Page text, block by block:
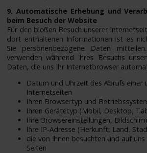
9. Automatische Erhebung und
beim Besuch der Website
Für den bloßen Besuch unserer
dort enthaltenen Informationen ist es
Sie personenbezogene Daten
verwenden während Ihres Besuchs
Daten, die uns Ihr Internetbrowser
Datum und Uhrzeit des Abrufs einer
Internetseiten
Ihren Browsertyp und
Ihren Gerätetyp (Mobil, Desktop,
Ihre Browsereinstellungen,
Ihre IP-Adresse (Herkunft, Land,
die von Ihnen besuchten und auf uns
Seiten